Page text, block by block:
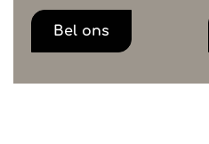
Bel ons